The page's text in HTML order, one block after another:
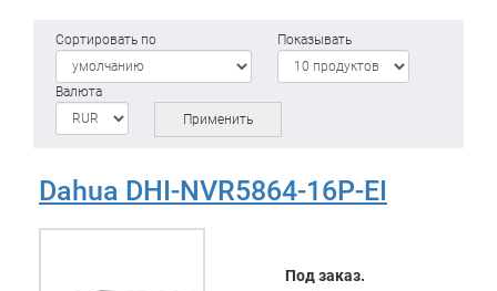
Сортировать по Показывать
Валюта
Применить
Dahua DHI-NVR5864-16P-EI
Под заказ.